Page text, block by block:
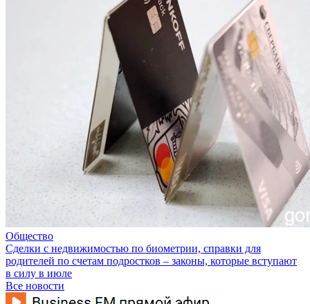
Общество
Сделки с недвижимостью по биометрии, справки для
родителей по счетам подростков – законы, которые вступают
в силу в июле
Все новости